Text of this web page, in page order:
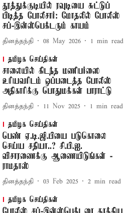
தூத்துக்குடியில் ரவுடியை சுட்டுப்
பிடித்த போலீசார்: மோதலில் போலீஸ்
சப்-இன்ஸ்பெக்டரும் காயம்
தினத்தந்தி 08 May 2026 1 min read
தமிழக செய்திகள்
சாலையில் கிடந்த மணிபர்ஸை
உரியவரிடம் ஒப்படைத்த போலீஸ்
அதிகாரிக்கு பொதுமக்கள் பாராட்டு
தினத்தந்தி 11 Nov 2025 1 min read
தமிழக செய்திகள்
பெண் ஏ.டி.ஜி.பியை படுகொலை
செய்ய சதியா..? சி.பி.ஐ.
விசாரணைக்கு ஆணையிடுங்கள் -
ராமதாஸ்
தினத்தந்தி 03 Feb 2025 2 min read
தமிழக செய்திகள்